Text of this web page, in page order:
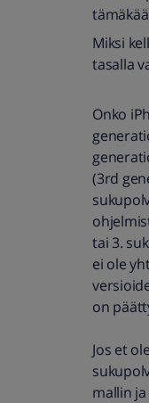
Miksi
tasalla
Onko
(3rd
tai 3.
ei ole
on
Jos et
mallin